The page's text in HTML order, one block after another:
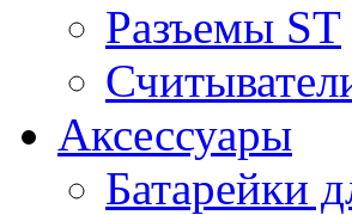
Разъемы ST
Аксессуары
Батарейки